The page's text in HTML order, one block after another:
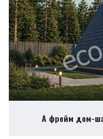
А фрейм дом-